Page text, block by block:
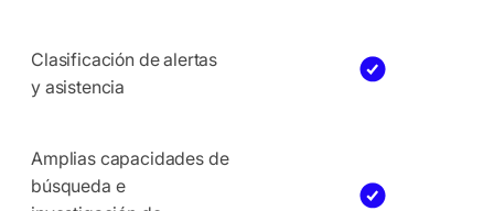
Clasificación de alertas
y asistencia
Amplias capacidades de
búsqueda e